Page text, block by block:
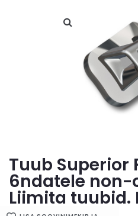
Tuub Superior
6ndatele non-
Liimita tuubid.